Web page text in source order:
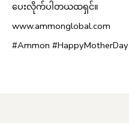
ပေးလိုက်ပါတယထရှင်။
www.ammonglobal.com
#Ammon #HappyMotherDay